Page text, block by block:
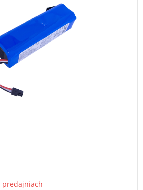
predajniach